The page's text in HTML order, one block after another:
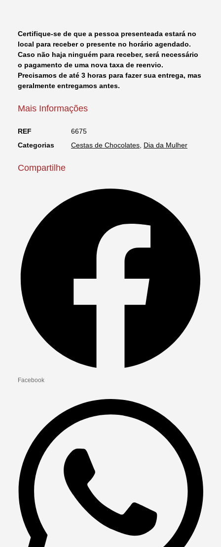
Certifique-se de que a pessoa presenteada estará no
local para receber o presente no horário agendado.
Caso não haja ninguém para receber, será necessário
o pagamento de uma nova taxa de reenvio.
Precisamos de até 3 horas para fazer sua entrega, mas
geralmente entregamos antes.
Mais Informações
REF
6675
Categorias
Cestas de Chocolates, Dia da Mulher
Compartilhe
Facebook